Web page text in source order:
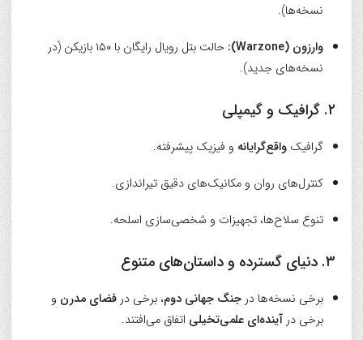
نسخه‌ها).
وارزون (Warzone):
حالت بتل رویال رایگان با ۱۵۰ بازیکن (در
نسخه‌های جدید).
۲. گرافیک و گیمپلی
گرافیک واقع‌گرایانه و فیزیک پیشرفته.
کنترل‌های روان و مکانیک‌های دقیق تیراندازی.
تنوع سلاح‌ها، تجهیزات و شخصی‌سازی اسلحه.
۳. دنیای گسترده و داستان‌های متنوع
برخی نسخه‌ها درجنگ جهانی دوم، برخی درفضای مدرن و
برخی درآینده‌ای علمی‌تخیلی اتفاق می‌افتند.